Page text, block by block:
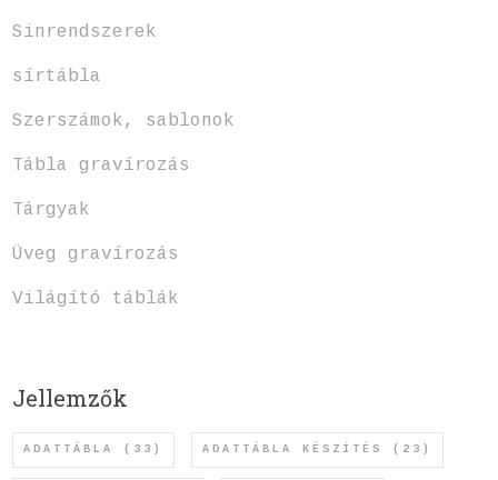
Sinrendszerek
sírtábla
Szerszámok, sablonok
Tábla gravírozás
Tárgyak
Üveg gravírozás
Világító táblák
Jellemzők
ADATTÁBLA (33) ADATTÁBLA KÉSZÍTÉS (23)